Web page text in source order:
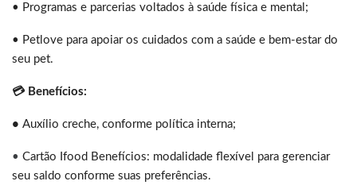
• Programas e parcerias voltados à saúde física e mental;
• Petlove para apoiar os cuidados com a saúde e bem-estar do
seu pet.
💳 Benefícios:
• Auxílio creche, conforme política interna;
• Cartão Ifood Benefícios: modalidade flexível para gerenciar
seu saldo conforme suas preferências.